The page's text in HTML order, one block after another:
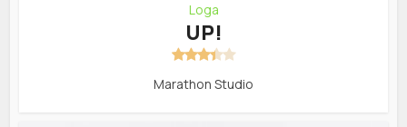
Loga
UP!
Marathon Studio